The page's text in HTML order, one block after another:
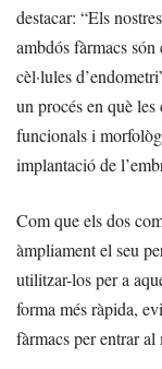
destacar: “Els
ambdós fàrmacs
cèl·lules
un procés en què
funcionals i
implantació de
Com que els dos
àmpliament el seu
utilitzar-los per a
forma més ràpida,
fàrmacs per entrar al